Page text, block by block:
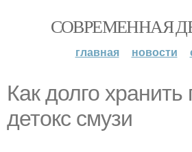
СОВРЕМЕННАЯ
главная новости
Как долго хранить
детокс смузи